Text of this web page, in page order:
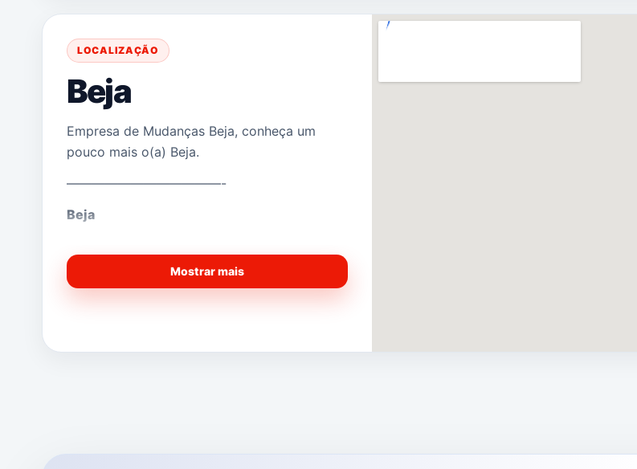
LOCALIZAÇÃO
Beja
Empresa de Mudanças Beja, conheça um
pouco mais o(a) Beja.
————————————-
Beja
Mostrar mais